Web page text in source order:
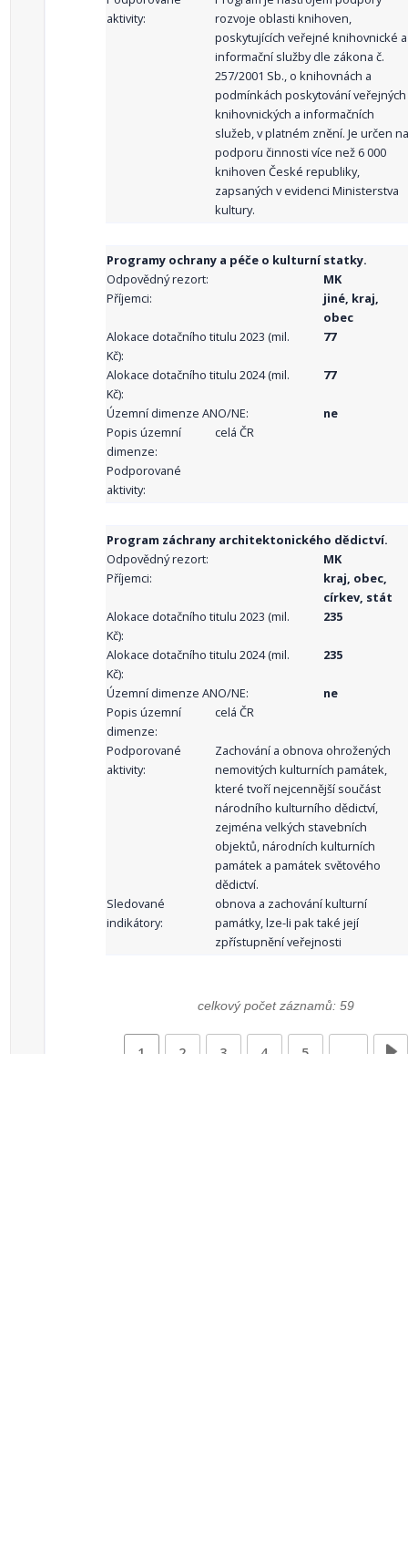
aktivity:
rozvoje oblasti knihoven,
poskytujících veřejné knihovnické a
informační služby dle zákona č.
257/2001 Sb., o knihovnách a
podmínkách poskytování veřejných
knihovnických a informačních
služeb, v platném znění. Je určen na
podporu činnosti více než 6 000
knihoven České republiky,
zapsaných v evidenci Ministerstva
kultury.
Programy ochrany a péče o kulturní statky.
Odpovědný rezort:
MK
Příjemci:
jiné, kraj,
obec
Alokace dotačního titulu 2023 (mil.
Kč):
77
Alokace dotačního titulu 2024 (mil.
Kč):
77
Územní dimenze ANO/NE:
ne
Popis územní
dimenze:
celá ČR
Podporované
aktivity:
Program záchrany architektonického dědictví.
Odpovědný rezort:
MK
Příjemci:
kraj, obec,
církev, stát
Alokace dotačního titulu 2023 (mil.
Kč):
235
Alokace dotačního titulu 2024 (mil.
Kč):
235
Územní dimenze ANO/NE:
ne
Popis územní
dimenze:
celá ČR
Podporované
aktivity:
Zachování a obnova ohrožených
nemovitých kulturních památek,
které tvoří nejcennější součást
národního kulturního dědictví,
zejména velkých stavebních
objektů, národních kulturních
památek a památek světového
dědictví.
Sledované
indikátory:
obnova a zachování kulturní
památky, lze-li pak také její
zpřístupnění veřejnosti
celkový počet záznamů: 59
1 2 3 4 5